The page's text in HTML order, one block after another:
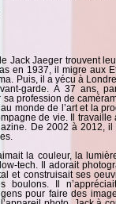
Jack Jaeger trouvent
en 1937, il migre aux
Puis, il a vécu à
garde. À 37 ans,
sa profession de
au monde de l’art et la
de vie. Il
De 2002 à 2012,
la couleur, la
tech. Il adorait
et construisait ses
boulons. Il
pour faire des